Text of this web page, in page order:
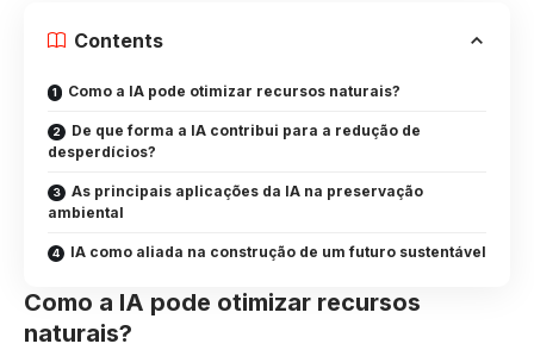
Contents
Como a IA pode otimizar recursos naturais?
De que forma a IA contribui para a redução de
desperdícios?
As principais aplicações da IA na preservação
ambiental
IA como aliada na construção de um futuro sustentável
Como a IA pode otimizar recursos
naturais?